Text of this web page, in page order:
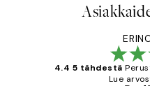
4.4 5 tähdestä
Lue